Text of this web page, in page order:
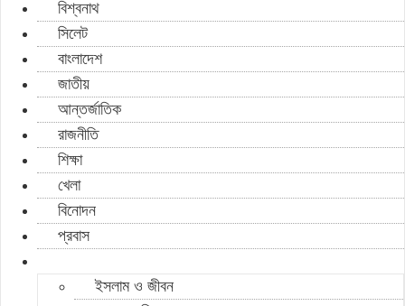
বিশ্বনাথ
সিলেট
বাংলাদেশ
জাতীয়
আন্তর্জাতিক
রাজনীতি
শিক্ষা
খেলা
বিনোদন
প্রবাস
ইসলাম ও জীবন